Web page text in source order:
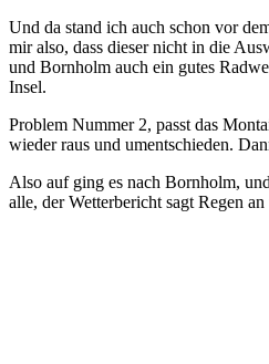
Und da stand ich auch schon vor
mir also, dass dieser nicht in die
und Bornholm auch ein gutes
Insel.
Problem Nummer 2, passt das
wieder raus und umentschieden.
Also auf ging es nach Bornholm,
alle, der Wetterbericht sagt Regen